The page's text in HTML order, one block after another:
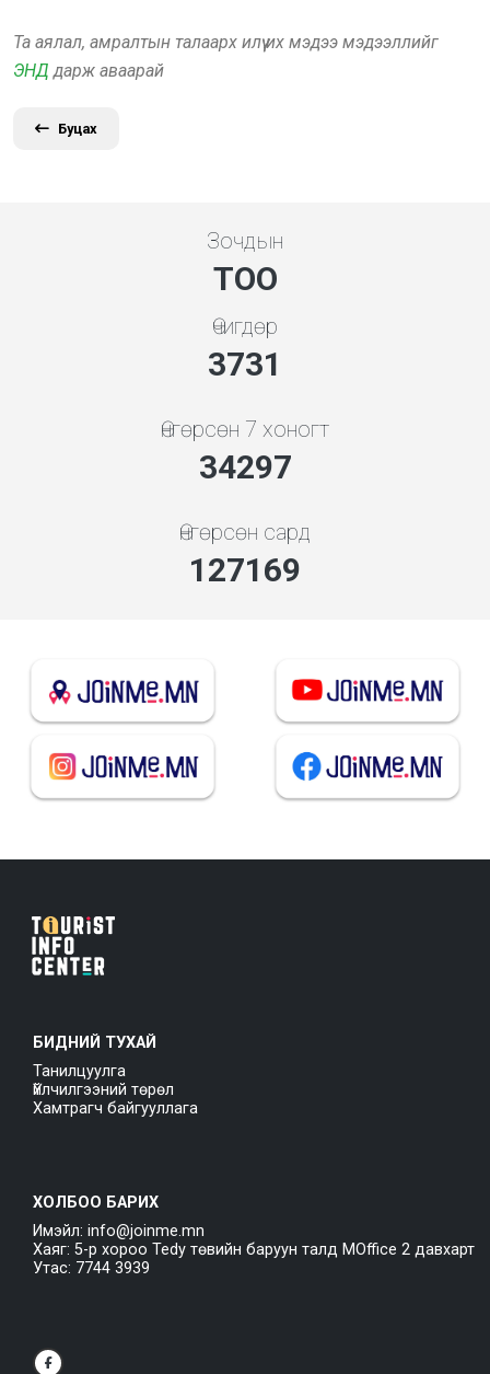
Та аялал, амралтын талаарх илүү их мэдээ мэдээллийг
ЭНД дарж аваарай
Буцах
Зочдын
ТОО
Өчигдөр
3998
Өнгөрсөн 7 хоногт
36747
Өнгөрсөн сард
136253
БИДНИЙ ТУХАЙ
Танилцуулга
Үйлчилгээний төрөл
Хамтрагч байгууллага
ХОЛБОО БАРИХ
Имэйл: info@joinme.mn
Хаяг: 5-р хороо Tedy төвийн баруун талд MOffice 2 давхарт
Утас: 7744 3939